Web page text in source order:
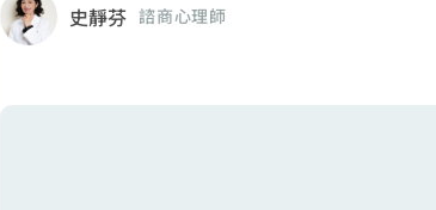
史靜芬 諮商心理師